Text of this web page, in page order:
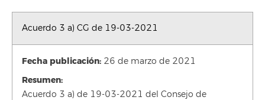
Acuerdo 3 a) CG de 19-03-2021
Fecha publicación: 26 de marzo de 2021
Resumen:
Acuerdo 3 a) de 19-03-2021 del Consejo de